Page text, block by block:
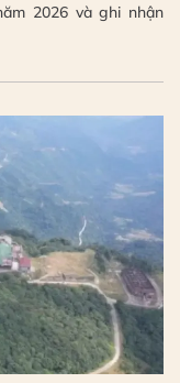
2026 và ghi nhận